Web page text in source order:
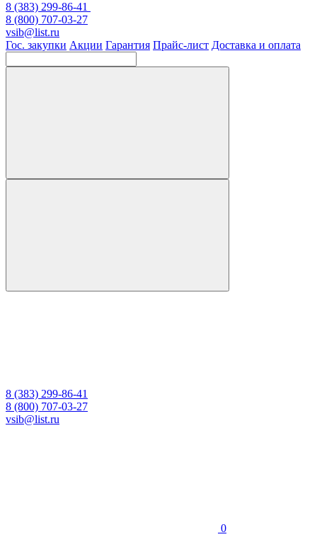
8 (383) 299-86-41
8 (800) 707-03-27
vsib@list.ru
Гос. закупки Акции Гарантия Прайс-лист Доставка и оплата
8 (383) 299-86-41
8 (800) 707-03-27
vsib@list.ru
0